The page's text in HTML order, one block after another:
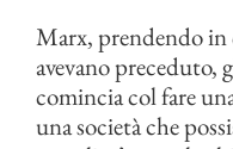
Marx, prendendo in
avevano preceduto,
comincia col fare
una società che